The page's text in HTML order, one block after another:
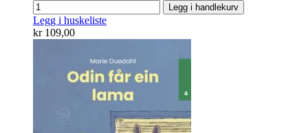
Legg i handlekurv
Legg i huskeliste
kr 109,00